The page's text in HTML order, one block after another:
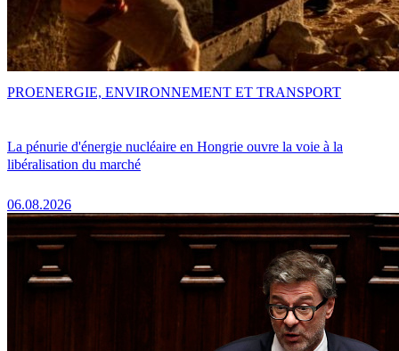
La pénurie d'énergie nucléaire en Hongrie ouvre la voie à la
libéralisation du marché
06.08.2026
PROENERGIE, ENVIRONNEMENT ET TRANSPORT